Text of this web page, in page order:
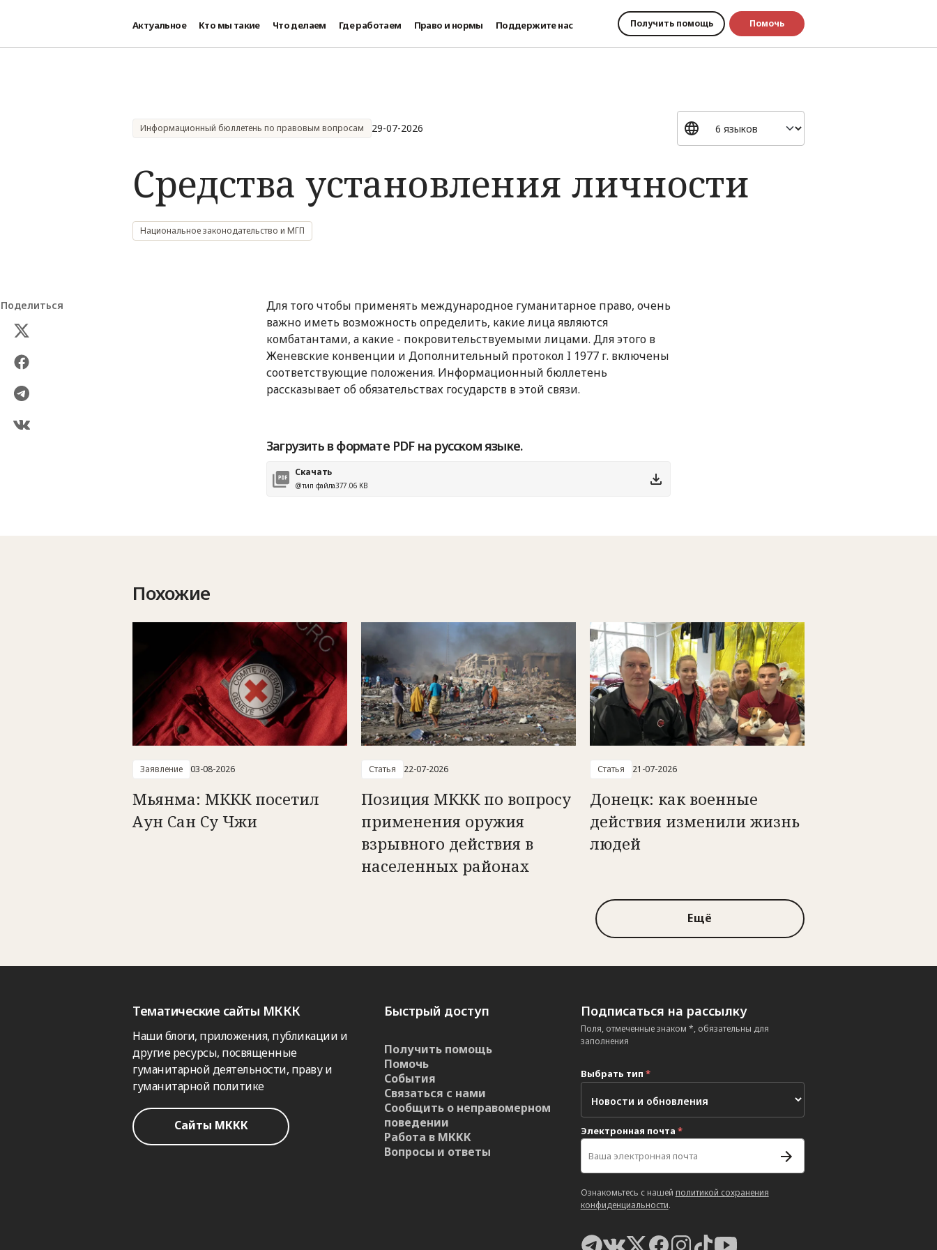
Актуальное Кто мы такие Что делаем Где работаем Право и нормы Поддержите нас Получить помощь Помочь
Информационный бюллетень по правовым вопросам 29-07-2026
Средства установления личности
Национальное законодательство и МГП
Поделиться
Для того чтобы применять международное гуманитарное право, очень
важно иметь возможность определить, какие лица являются
комбатантами, а какие - покровительствуемыми лицами. Для этого в
Женевские конвенции и Дополнительный протокол I 1977 г. включены
соответствующие положения. Информационный бюллетень
рассказывает об обязательствах государств в этой связи.
Загрузить в формате PDF на русском языке.
Скачать
@тип файла377.06 KB
Похожие
Заявление 03-08-2026
Мьянма: МККК посетил
Аун Сан Су Чжи
Статья 22-07-2026
Позиция МККК по вопросу
применения оружия
взрывного действия в
населенных районах
Статья 21-07-2026
Донецк: как военные
действия изменили жизнь
людей
Ещё
Тематические сайты МККК
Наши блоги, приложения, публикации и
другие ресурсы, посвященные
гуманитарной деятельности, праву и
гуманитарной политике
Сайты МККК
Быстрый доступ
Получить помощь
Помочь
События
Связаться с нами
Сообщить о неправомерном
поведении
Работа в МККК
Вопросы и ответы
Подписаться на рассылку
Поля, отмеченные знаком *, обязательны для
заполнения
Выбрать тип *
Электронная почта *
Ознакомьтесь с нашей политикой сохранения
конфиденциальности.